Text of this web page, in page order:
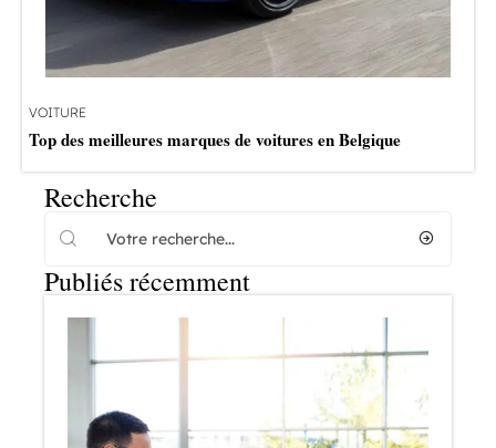
VOITURE
Top des meilleures marques de voitures en Belgique
Recherche
Publiés récemment